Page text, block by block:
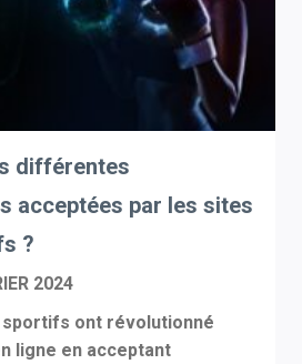
différentes
acceptées par les sites
?
2024
ont révolutionné
ligne en acceptant